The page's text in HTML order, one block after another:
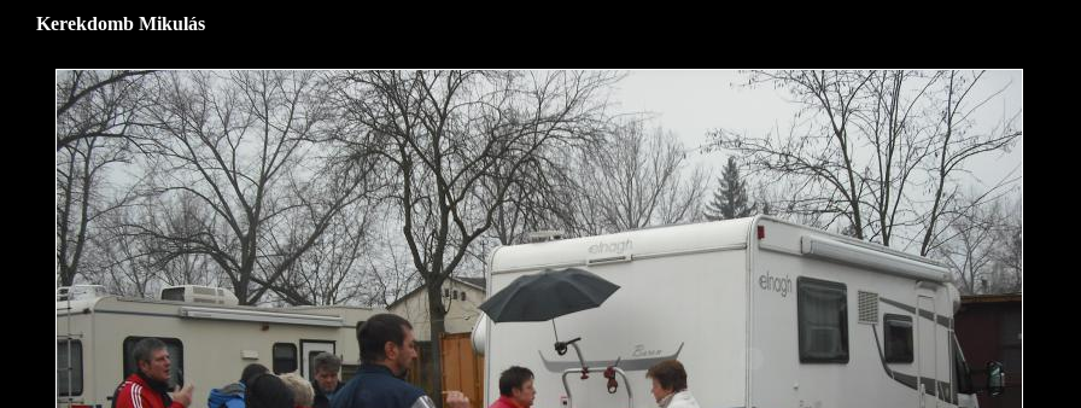
Kerekdomb Mikulás